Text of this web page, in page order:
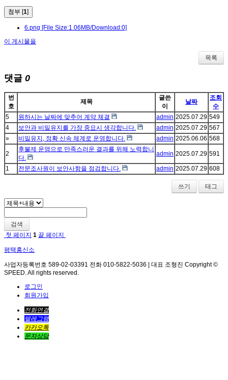
첨부 [1]
6.png [File Size:1.06MB/Download:0]
이 게시물을
목록
댓글 0
번
호
제목
글쓴
이
날짜
조회
수
5
원하시는 날짜에 맞추어 계약 체결 admin 2025.07.29 549
4
보안과 비밀유지를 가장 중요시 생각합니다. admin 2025.07.29 567
»
비밀유지, 정확 신속 체계로 운영합니다. admin 2025.06.06 568
2
후불제 운영으로 만족스러운 결과를 위해 노력합니
다.
admin 2025.07.29 591
1 전문조사원이 보안사항을 점검합니다. admin 2025.07.29 608
쓰기 태그
검색
첫 페이지 1 끝 페이지
평택흥신소
사업자등록번호 589-02-03391 전화 010-5822-5036 | 대표 조형진 Copyright ©
SPEED. All rights reserved.
로그인
회원가입
전화연결
텔레그램
카카오톡
문자상담